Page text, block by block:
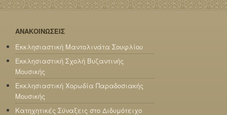
ΑΝΑΚΟΙΝΩΣΕΙΣ
Εκκλησιαστική Μαντολινάτα Σουφλίου
Εκκλησιαστική Σχολή Βυζαντινής
Μουσικής
Εκκλησιαστική Χορωδία Παραδοσιακής
Μουσικής
Κατηχητικές Σύναξεις στο Διδυμότειχο